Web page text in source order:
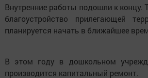
Внутренние работы подошли к концу.
благоустройство прилегающей
планируется начать в ближайшее
В этом году в дошкольном
производится капитальный ремонт.